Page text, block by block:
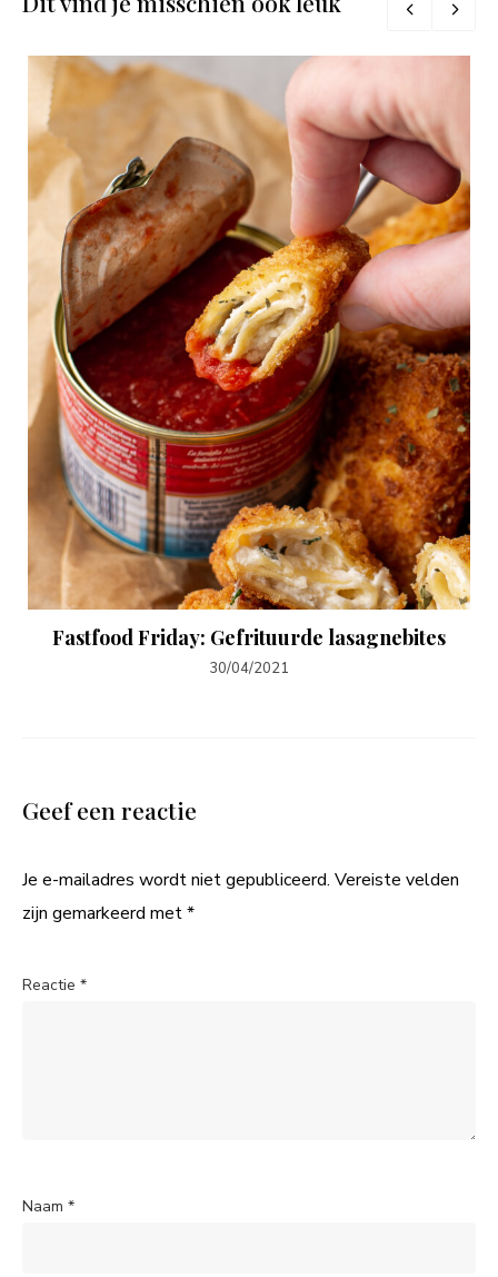
Fastfood Friday: Gefrituurde lasagnebites
30/04/2021
Geef een reactie
Je e-mailadres wordt niet gepubliceerd. Vereiste velden
zijn gemarkeerd met*
Reactie *
Naam *